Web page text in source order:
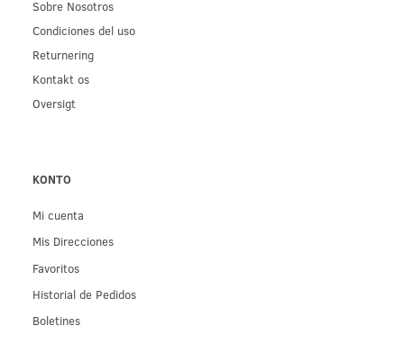
Sobre Nosotros
Condiciones del uso
Returnering
Kontakt os
Oversigt
KONTO
Mi cuenta
Mis Direcciones
Favoritos
Historial de Pedidos
Boletines